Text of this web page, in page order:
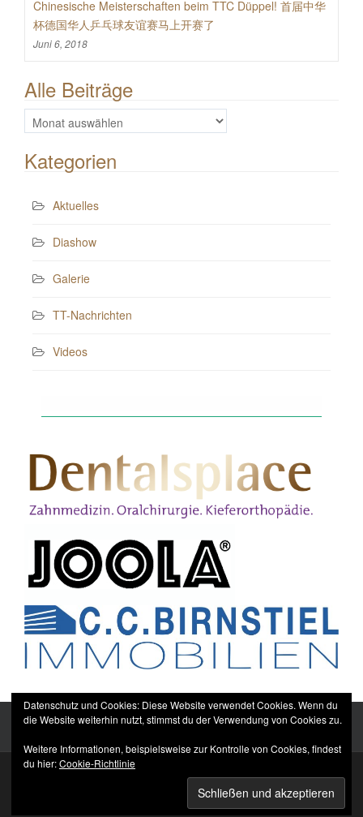
Chinesische Meisterschaften beim TTC Düppel! 首届中华
杯德国华人乒乓球友谊赛马上开赛了
Juni 6, 2018
Alle Beiträge
Alle
Beiträge
Kategorien
Aktuelles
Diashow
Galerie
TT-Nachrichten
Videos
Datenschutzerklärung
TTC Düppel Dentalsplace e.V.© All rights reserved.
Datenschutz und Cookies: Diese Website verwendet Cookies. Wenn du
die Website weiterhin nutzt, stimmst du der Verwendung von Cookies zu.
Weitere Informationen, beispielsweise zur Kontrolle von Cookies, findest
du hier:Cookie-Richtlinie